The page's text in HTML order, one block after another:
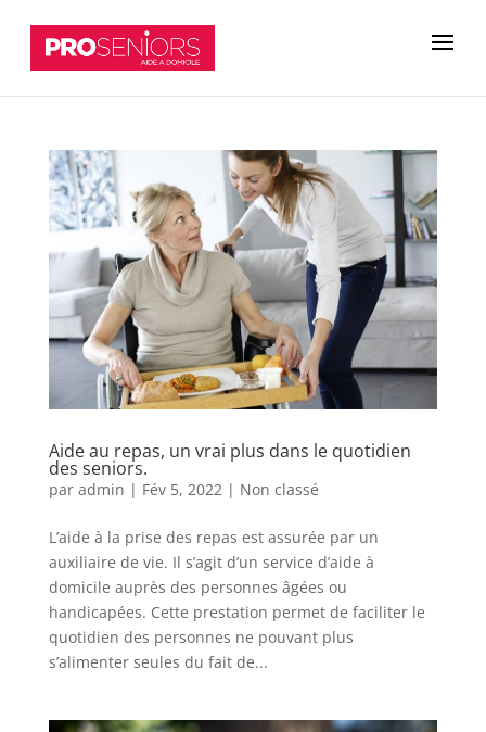
Aide au repas, un vrai plus dans le quotidien
des seniors.
par admin | Fév 5, 2022 | Non classé
L’aide à la prise des repas est assurée par un
auxiliaire de vie. Il s’agit d’un service d’aide à
domicile auprès des personnes âgées ou
handicapées. Cette prestation permet de faciliter le
quotidien des personnes ne pouvant plus
s’alimenter seules du fait de...